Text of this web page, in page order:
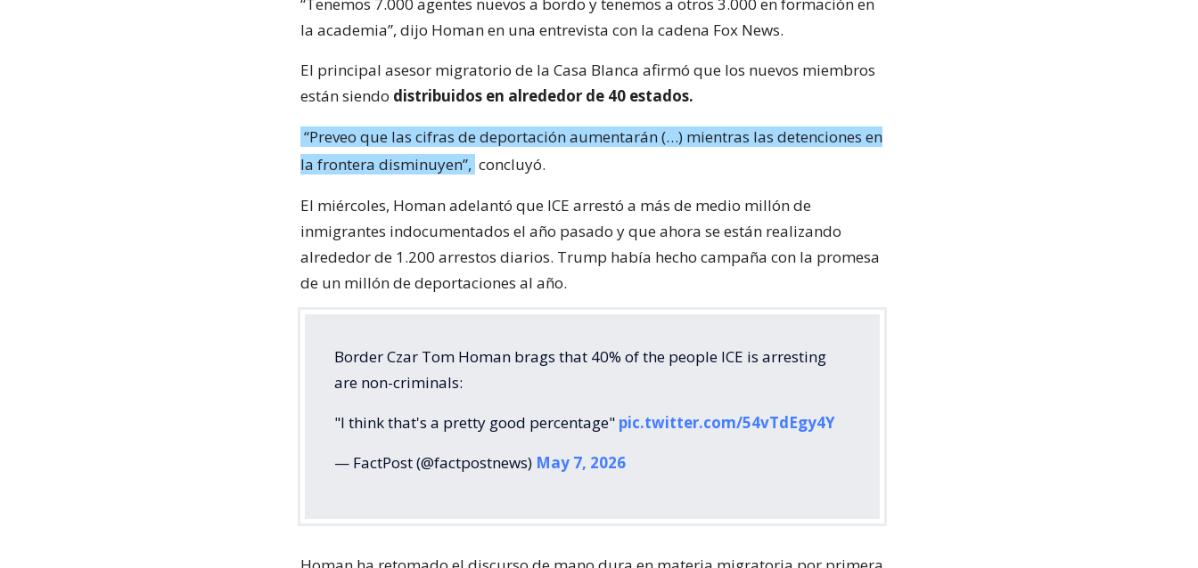
la academia”, dijo Homan en una entrevista con la cadena Fox News.
El principal asesor migratorio de la Casa Blanca afirmó que los nuevos miembros
están siendo distribuidos en alrededor de 40 estados.
“Preveo que las cifras de deportación aumentarán (…) mientras las detenciones en
la frontera disminuyen”, concluyó.
El miércoles, Homan adelantó que ICE arrestó a más de medio millón de
inmigrantes indocumentados el año pasado y que ahora se están realizando
alrededor de 1.200 arrestos diarios. Trump había hecho campaña con la promesa
de un millón de deportaciones al año.
Border Czar Tom Homan brags that 40% of the people ICE is arresting
are non-criminals:
"I think that's a pretty good percentage" pic.twitter.com/54vTdEgy4Y
— FactPost (@factpostnews) May 7, 2026